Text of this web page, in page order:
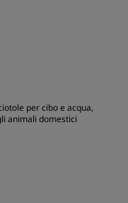
per cibo e acqua,
animali domestici